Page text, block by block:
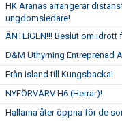
HK Aranäs arrangerar
ungdomsledare!
ÄNTLIGEN!!! Beslut om
D&M Uthyrning Entreprenad
Från Island till Kungsbacka!
NYFÖRVÄRV H6 (Herrar)!
Hallarna åter öppna för de